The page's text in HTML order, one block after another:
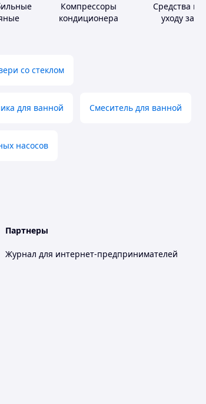
Компрессоры
кондиционера
Средства по
уходу за
со стеклом
для ванной Смеситель для ванной
насосов
Партнеры
Журнал для интернет-предпринимателей